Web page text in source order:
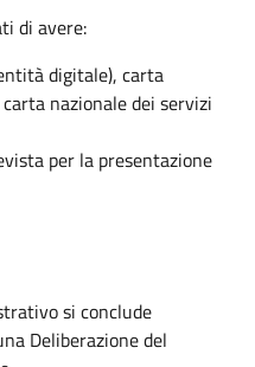
di avere:
digitale), carta
nazionale dei servizi
per la presentazione
si conclude
Deliberazione del